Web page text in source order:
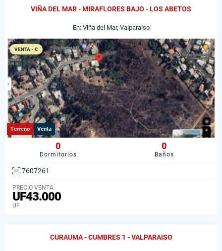
VIÑA DEL MAR - MIRAFLORES BAJO - LOS ABETOS
En: Viña del Mar, Valparaiso
VENTA - C
Terreno Venta
0
Dormitorios
0
Baños
7607261
PRECIO VENTA
UF43.000
UF
CURAUMA - CUMBRES 1 - VALPARAISO